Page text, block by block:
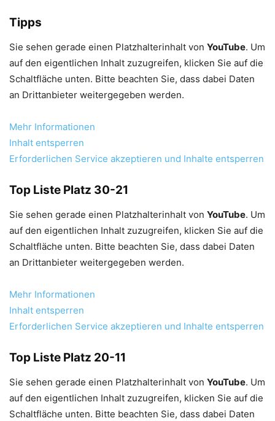
Tipps
Sie sehen gerade einen Platzhalterinhalt von YouTube. Um
auf den eigentlichen Inhalt zuzugreifen, klicken Sie auf die
Schaltfläche unten. Bitte beachten Sie, dass dabei Daten
an Drittanbieter weitergegeben werden.
Mehr Informationen
Inhalt entsperren
Erforderlichen Service akzeptieren und Inhalte entsperren
Top Liste Platz 30-21
Sie sehen gerade einen Platzhalterinhalt von YouTube. Um
auf den eigentlichen Inhalt zuzugreifen, klicken Sie auf die
Schaltfläche unten. Bitte beachten Sie, dass dabei Daten
an Drittanbieter weitergegeben werden.
Mehr Informationen
Inhalt entsperren
Erforderlichen Service akzeptieren und Inhalte entsperren
Top Liste Platz 20-11
Sie sehen gerade einen Platzhalterinhalt von YouTube. Um
auf den eigentlichen Inhalt zuzugreifen, klicken Sie auf die
Schaltfläche unten. Bitte beachten Sie, dass dabei Daten